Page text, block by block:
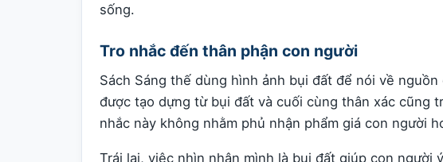
sống.
Tro nhắc đến thân phận con người
Sách Sáng thế dùng hình ảnh bụi đất để nói về
được tạo dựng từ bụi đất và cuối cùng thân xác cũng
nhắc này không nhằm phủ nhận phẩm giá con người
Trái lại, việc nhìn nhận mình là bụi đất giúp con người